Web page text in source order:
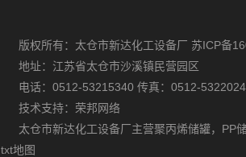
版权所有：太仓市新达化工设备厂 苏ICP备
地址：江苏省太仓市沙溪镇民营园区
电话：0512-53215340 传真：0512-
技术支持： 荣邦网络
太仓市新达化工设备厂主营聚丙烯储罐， PP
txt地图